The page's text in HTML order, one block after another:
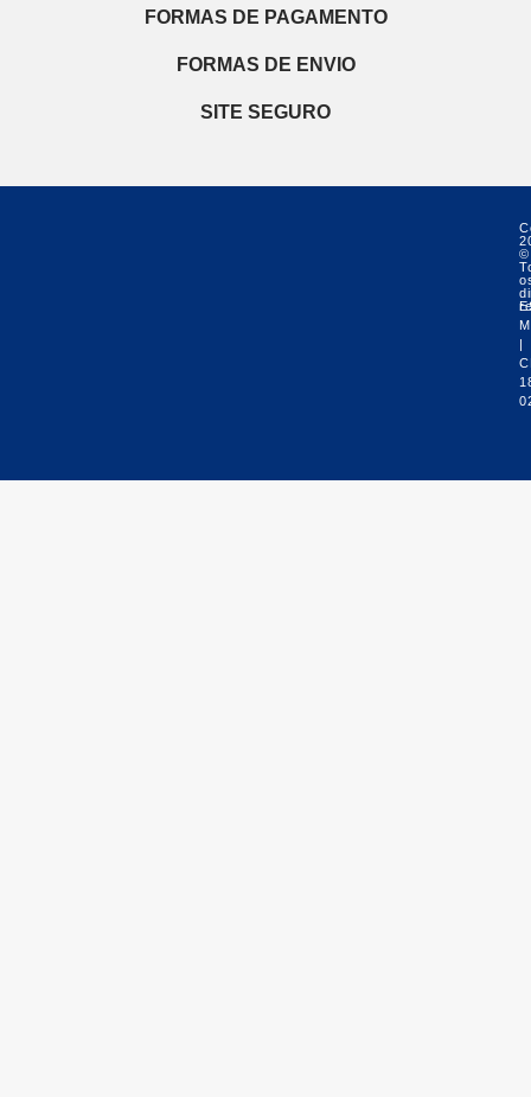
FORMAS DE PAGAMENTO
FORMAS DE ENVIO
SITE SEGURO
©